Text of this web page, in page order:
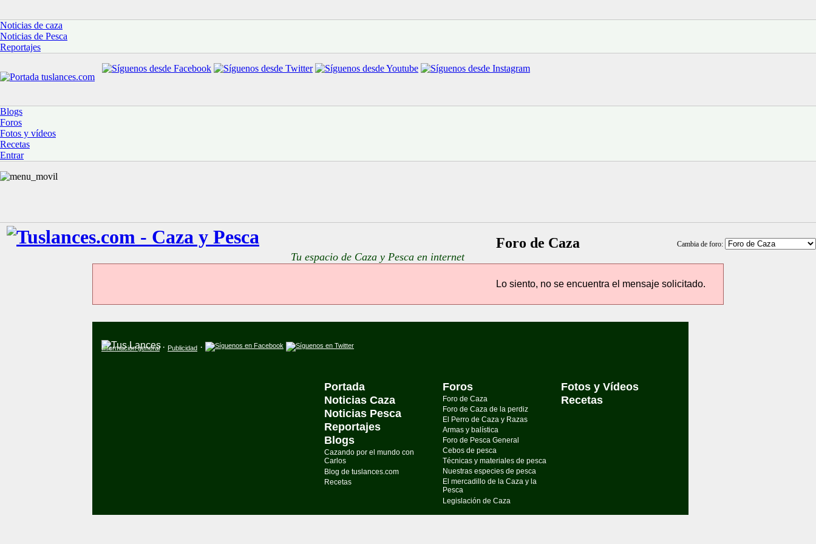
Noticias de caza
Noticias de Pesca
Reportajes
Blogs
Foros
Fotos y vídeos
Recetas
Entrar
Tu espacio de Caza y Pesca en internet
Cambia de foro:
Foro de Caza
Lo siento, no se encuentra el mensaje solicitado.
Información general· Publicidad ·
Portada
Noticias Caza
Noticias Pesca
Reportajes
Blogs
Cazando por el mundo con
Carlos
Blog de tuslances.com
Recetas
Foros
Foro de Caza
Foro de Caza de la perdiz
El Perro de Caza y Razas
Armas y balística
Foro de Pesca General
Cebos de pesca
Técnicas y materiales de pesca
Nuestras especies de pesca
El mercadillo de la Caza y la
Pesca
Legislación de Caza
Fotos y Vídeos
Recetas